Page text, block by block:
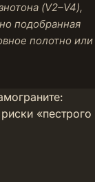
(V2–V4),
подобранная
полотно или